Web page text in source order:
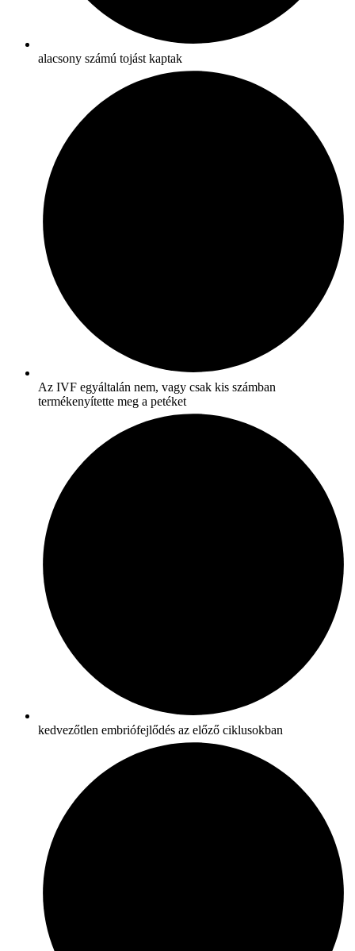
alacsony számú tojást kaptak
Az IVF egyáltalán nem, vagy csak kis számban
termékenyítette meg a petéket
kedvezőtlen embriófejlődés az előző ciklusokban